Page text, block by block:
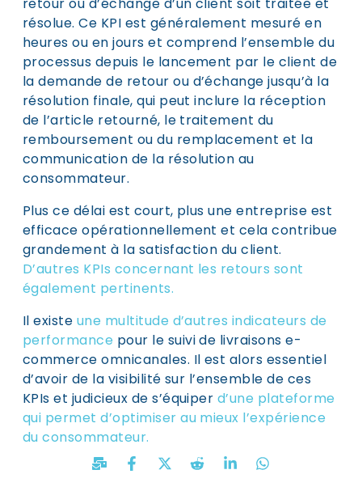
retour ou d’échange d’un client soit traitée et
résolue. Ce KPI est généralement mesuré en
heures ou en jours et comprend l’ensemble du
processus depuis le lancement par le client de
la demande de retour ou d’échange jusqu’à la
résolution finale, qui peut inclure la réception
de l’article retourné, le traitement du
remboursement ou du remplacement et la
communication de la résolution au
consommateur.
Plus ce délai est court, plus une entreprise est
efficace opérationnellement et cela contribue
grandement à la satisfaction du client.
D’autres KPIs concernant les retours sont
également pertinents.
Il existe une multitude d’autres indicateurs de
performance pour le suivi de livraisons e-
commerce omnicanales. Il est alors essentiel
d’avoir de la visibilité sur l’ensemble de ces
KPIs et judicieux de s’équiper d’une plateforme
qui permet d’optimiser au mieux l’expérience
du consommateur.